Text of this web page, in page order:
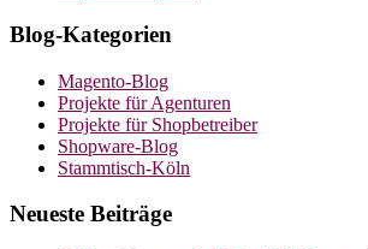
Blog-Kategorien
Magento-Blog
Projekte für Agenturen
Projekte für Shopbetreiber
Shopware-Blog
Stammtisch-Köln
Neueste Beiträge